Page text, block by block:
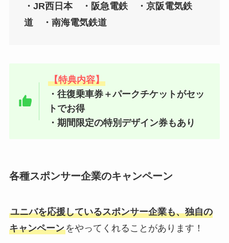
・JR西日本 ・阪急電鉄 ・京阪電気鉄
道 ・南海電気鉄道
【特典内容】
・往復乗車券＋パークチケットがセッ
トでお得
・期間限定の特別デザイン券もあり
各種スポンサー企業のキャンペーン
ユニバを応援しているスポンサー企業も、独自の
キャンペーンをやってくれることがあります！